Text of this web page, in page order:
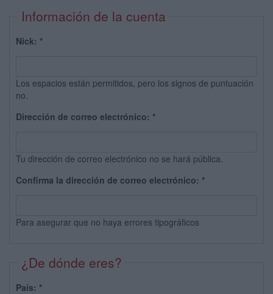
Información de la cuenta
Nick: *
Los espacios están permitidos, pero los signos de puntuación
no.
Dirección de correo electrónico: *
Tu dirección de correo electrónico no se hará pública.
Confirma la dirección de correo electrónico: *
Para asegurar que no haya errores tipográficos
¿De dónde eres?
País: *